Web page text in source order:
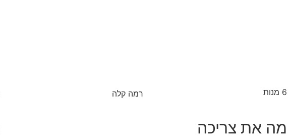
6 מנות רמה קלה
מה את צריכה